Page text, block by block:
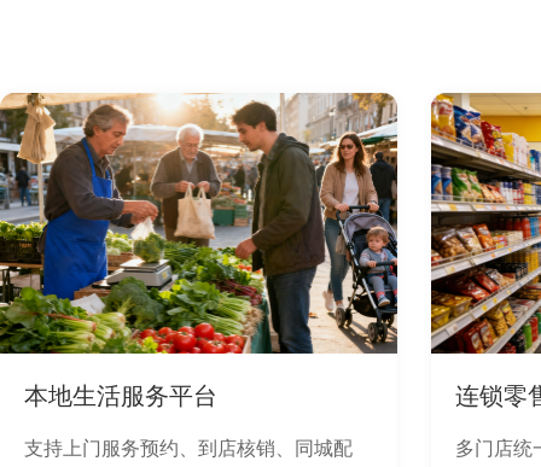
本地生活服务平台
支持上门服务预约、到店核销、同城配
连锁零
多门店统